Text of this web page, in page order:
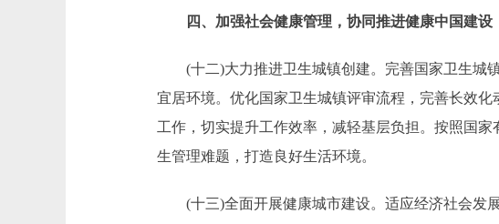
四、加强社会健康管理，协同推进健康中国建设
(十二)大力推进卫生城镇创建。完善国家卫生城镇
宜居环境。优化国家卫生城镇评审流程，完善长效
工作，切实提升工作效率，减轻基层负担。按照国
生管理难题，打造良好生活环境。
(十三)全面开展健康城市建设。适应经济社会发展